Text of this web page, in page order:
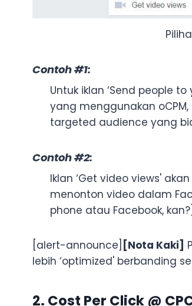
Contoh #1:
Untuk iklan ‘Send people
yang menggunakan
targeted audience yang
Contoh #2:
Iklan ‘Get video views'
menonton video dalam
phone atau Facebook,
[alert-announce] [Nota Kaki]
lebih ‘optimized' berbanding
2. Cost Per Click @